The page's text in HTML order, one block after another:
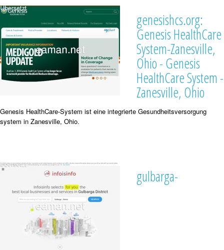
genesishcs.org:
Genesis HealthCare
System-Zanesville,
Ohio - Genesis
HealthCare System -
Zanesville, Ohio
Genesis HealthCare-System ist eine integrierte Gesundheitsversorgung
system in Zanesville, Ohio.
gulbarga-